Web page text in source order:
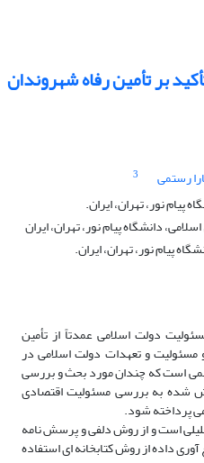
بر تأمین رفاه شهروندان
رستمی
3
پیام نور، تهران، ایران.
دانشگاه پیام نور، تهران، ایران
پیام نور، تهران، ایران.
دولت اسلامی عمدتاً از تأمین
و تعهدات دولت اسلامی در
است که چندان مورد بحث و بررسی
شده به بررسی مسئولیت اقتصادی
پرداخته شود.
است و از روش دلفی و پرسش نامه
داده از روش کتابخانه ای استفاده